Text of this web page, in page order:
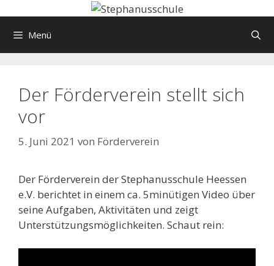
Inhalt Menü
Der Förderverein stellt sich
vor
5. Juni 2021 von Förderverein
Der Förderverein der Stephanusschule Heessen
e.V. berichtet in einem ca. 5minütigen Video über
seine Aufgaben, Aktivitäten und zeigt
Unterstützungsmöglichkeiten. Schaut rein: